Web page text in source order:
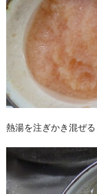
熱湯を注ぎかき混ぜ